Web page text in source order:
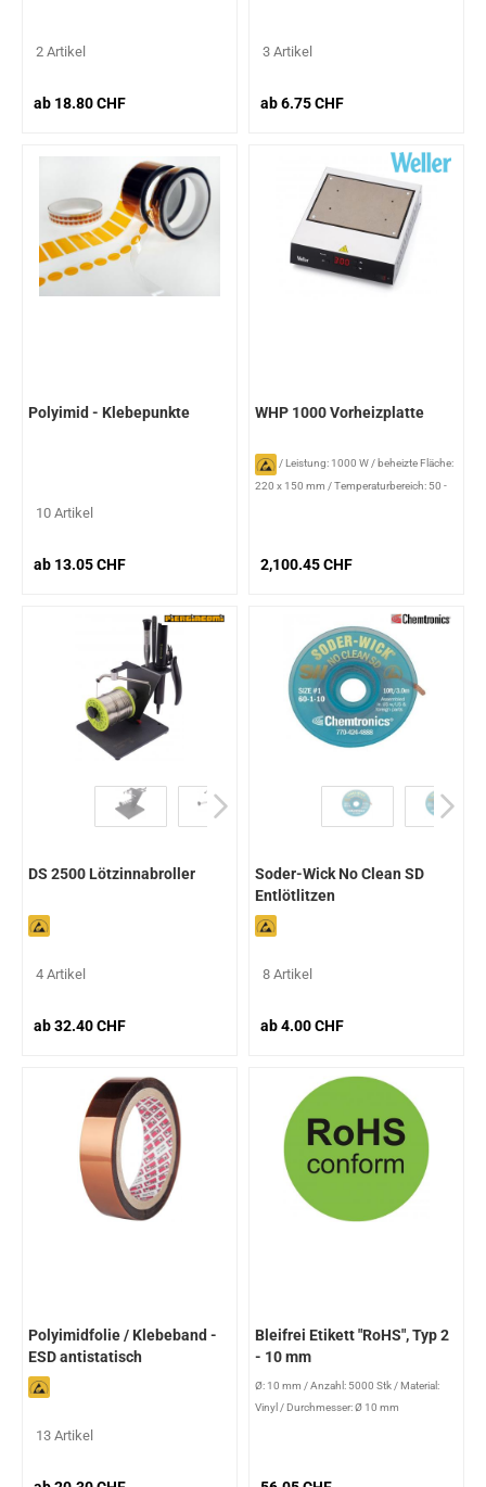
2 Artikel
ab 18.80 CHF
3 Artikel
ab 6.75 CHF
Polyimid - Klebepunkte
10 Artikel
ab 13.05 CHF
WHP 1000 Vorheizplatte
/ Leistung: 1000 W/ beheizte Fläche:
220 x 150 mm /Temperaturbereich: 50 -
2,100.45 CHF
DS 2500 Lötzinnabroller
4 Artikel
ab 32.40 CHF
Soder-Wick No Clean SD
Entlötlitzen
8 Artikel
ab 4.00 CHF
Polyimidfolie / Klebeband -
ESD antistatisch
13 Artikel
Bleifrei Etikett "RoHS", Typ 2
- 10 mm
Ø: 10 mm /Anzahl: 5000 Stk/ Material:
Vinyl / Durchmesser: Ø 10 mm